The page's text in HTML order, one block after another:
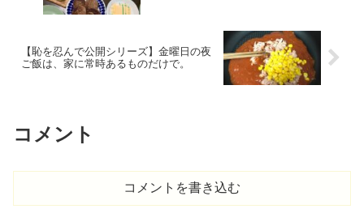
【恥を忍んで公開シリーズ】金曜日の夜
ご飯は、家に常時あるものだけで。
コメント
コメントを書き込む